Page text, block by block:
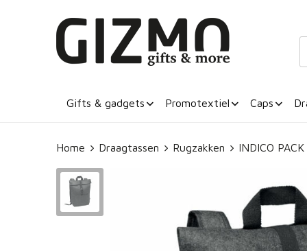
Gifts & gadgets Promotextiel Caps
Home Draagtassen Rugzakken INDICO